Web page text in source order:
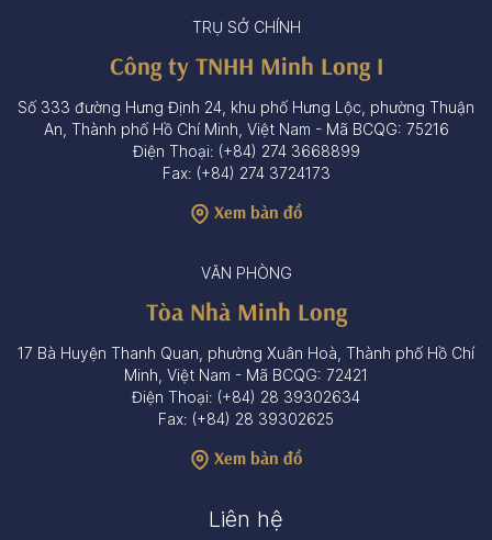
TRỤ SỞ CHÍNH
Công ty TNHH Minh Long I
Số 333 đường Hưng Định 24, khu phố Hưng Lộc, phường Thuận
An, Thành phố Hồ Chí Minh, Việt Nam - Mã BCQG: 75216
Điện Thoại: (+84) 274 3668899
Fax: (+84) 274 3724173
Xem bản đồ
VĂN PHÒNG
Tòa Nhà Minh Long
17 Bà Huyện Thanh Quan, phường Xuân Hoà, Thành phố Hồ Chí
Minh, Việt Nam - Mã BCQG: 72421
Điện Thoại: (+84) 28 39302634
Fax: (+84) 28 39302625
Xem bản đồ
Liên hệ